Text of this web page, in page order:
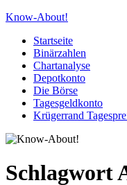
Know-About!
Startseite
Binärzahlen
Chartanalyse
Depotkonto
Die Börse
Tagesgeldkonto
Krügerrand
Schlagwort